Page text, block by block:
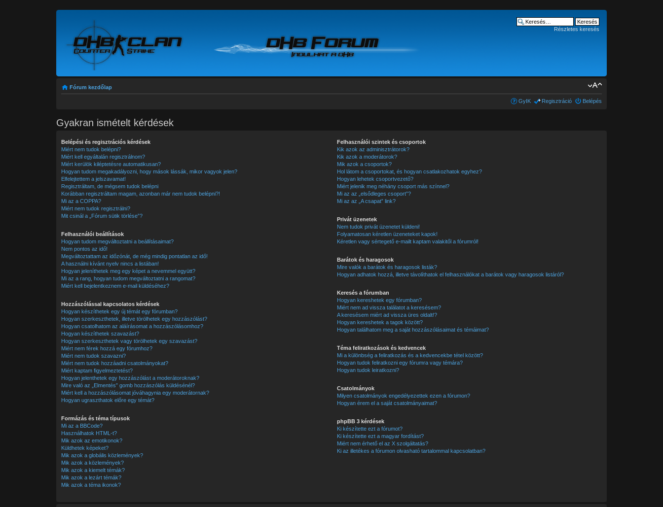
Részletes keresés
Fórum kezdőlap
GyIK Regisztráció Belépés
Gyakran ismételt kérdések
Belépési és regisztrációs kérdések
Miért nem tudok belépni?
Miért kell egyáltalán regisztrálnom?
Miért kerülök kiléptetésre automatikusan?
Hogyan tudom megakadályozni, hogy mások lássák, mikor vagyok jelen?
Elfelejtettem a jelszavamat!
Regisztráltam, de mégsem tudok belépni
Korábban regisztráltam magam, azonban már nem tudok belépni?!
Mi az a COPPA?
Miért nem tudok regisztrálni?
Mit csinál a „Fórum sütik törlése”?
Felhasználói beállítások
Hogyan tudom megváltoztatni a beállításaimat?
Nem pontos az idő!
Megváltoztattam az időzónát, de még mindig pontatlan az idő!
A használni kívánt nyelv nincs a listában!
Hogyan jeleníthetek meg egy képet a nevemmel együtt?
Mi az a rang, hogyan tudom megváltoztatni a rangomat?
Miért kell bejelentkeznem e-mail küldéséhez?
Hozzászólással kapcsolatos kérdések
Hogyan készíthetek egy új témát egy fórumban?
Hogyan szerkeszthetek, illetve törölhetek egy hozzászólást?
Hogyan csatolhatom az aláírásomat a hozzászólásomhoz?
Hogyan készíthetek szavazást?
Hogyan szerkeszthetek vagy törölhetek egy szavazást?
Miért nem férek hozzá egy fórumhoz?
Miért nem tudok szavazni?
Miért nem tudok hozzáadni csatolmányokat?
Miért kaptam figyelmeztetést?
Hogyan jelenthetek egy hozzászólást a moderátoroknak?
Mire való az „Elmentés” gomb hozzászólás küldésénél?
Miért kell a hozzászólásomat jóváhagynia egy moderátornak?
Hogyan ugraszthatok előre egy témát?
Formázás és téma típusok
Mi az a BBCode?
Használhatok HTML-t?
Mik azok az emotikonok?
Küldhetek képeket?
Mik azok a globális közlemények?
Mik azok a közlemények?
Mik azok a kiemelt témák?
Mik azok a lezárt témák?
Mik azok a téma ikonok?
Felhasználói szintek és csoportok
Kik azok az adminisztrátorok?
Kik azok a moderátorok?
Mik azok a csoportok?
Hol látom a csoportokat, és hogyan csatlakozhatok egyhez?
Hogyan lehetek csoportvezető?
Miért jelenik meg néhány csoport más színnel?
Mi az az „elsődleges csoport”?
Mi az az „A csapat” link?
Privát üzenetek
Nem tudok privát üzenetet küldeni!
Folyamatosan kéretlen üzeneteket kapok!
Kéretlen vagy sértegető e-mailt kaptam valakitől a fórumról!
Barátok és haragosok
Mire valók a barátok és haragosok listák?
Hogyan adhatok hozzá, illetve távolíthatok el felhasználókat a barátok vagy haragosok listáról?
Keresés a fórumban
Hogyan kereshetek egy fórumban?
Miért nem ad vissza találatot a keresésem?
A keresésem miért ad vissza üres oldalt!?
Hogyan kereshetek a tagok között?
Hogyan találhatom meg a saját hozzászólásaimat és témáimat?
Téma feliratkozások és kedvencek
Mi a különbség a feliratkozás és a kedvencekbe tétel között?
Hogyan tudok feliratkozni egy fórumra vagy témára?
Hogyan tudok leiratkozni?
Csatolmányok
Milyen csatolmányok engedélyezettek ezen a fórumon?
Hogyan érem el a saját csatolmányaimat?
phpBB 3 kérdések
Ki készítette ezt a fórumot?
Ki készítette ezt a magyar fordítást?
Miért nem érhető el az X szolgáltatás?
Ki az illetékes a fórumon olvasható tartalommal kapcsolatban?